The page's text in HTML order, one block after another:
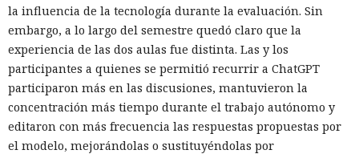
la influencia de la tecnología durante la evaluación. Sin
embargo, a lo largo del semestre quedó claro que la
experiencia de las dos aulas fue distinta. Las y los
participantes a quienes se permitió recurrir a ChatGPT
participaron más en las discusiones, mantuvieron la
concentración más tiempo durante el trabajo autónomo y
editaron con más frecuencia las respuestas propuestas por
el modelo, mejorándolas o sustituyéndolas por